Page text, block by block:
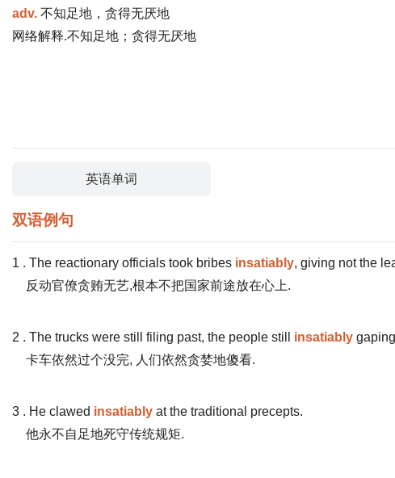
adv. 不知足地，贪得无厌地
网络解释.不知足地；贪得无厌地
英语单词
双语例句
1 . The reactionary officials took bribes insatiably, giving not the
反动官僚贪贿无艺,根本不把国家前途放在心上.
2 . The trucks were still filing past, the people still insatiably
卡车依然过个没完, 人们依然贪婪地傻看.
3 . He clawed insatiably at the traditional precepts.
他永不自足地死守传统规矩.